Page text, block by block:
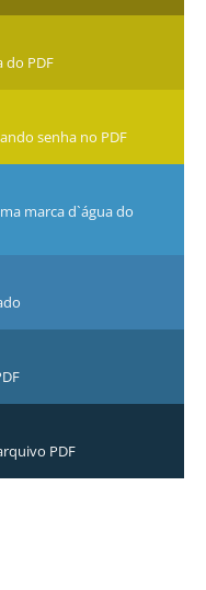
do PDF
senha no PDF
marca d`água do
PDF